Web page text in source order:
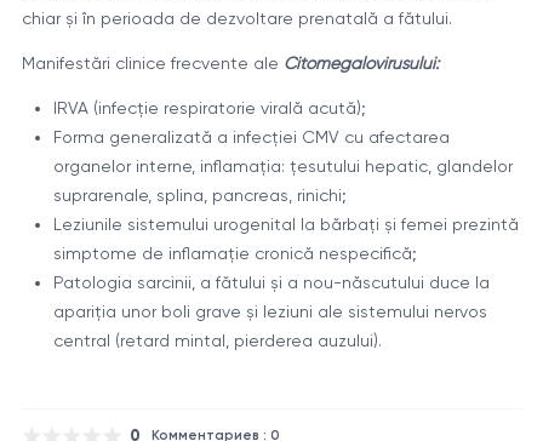
chiar și în perioada de dezvoltare prenatală a fătului.
Manifestări clinice frecvente ale Citomegalovirusului:
IRVA (infecție respiratorie virală acută);
Forma generalizată a infecției CMV cu afectarea
organelor interne, inflamația: țesutului hepatic, glandelor
suprarenale, splina, pancreas, rinichi;
Leziunile sistemului urogenital la bărbați și femei prezintă
simptome de inflamație cronică nespecifică;
Patologia sarcinii, a fătului și a nou-născutului duce la
apariția unor boli grave și leziuni ale sistemului nervos
central (retard mintal, pierderea auzului).
0 Комментариев : 0